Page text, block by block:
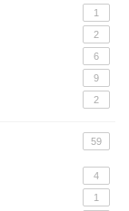
1
2
6
9
2
59
4
1